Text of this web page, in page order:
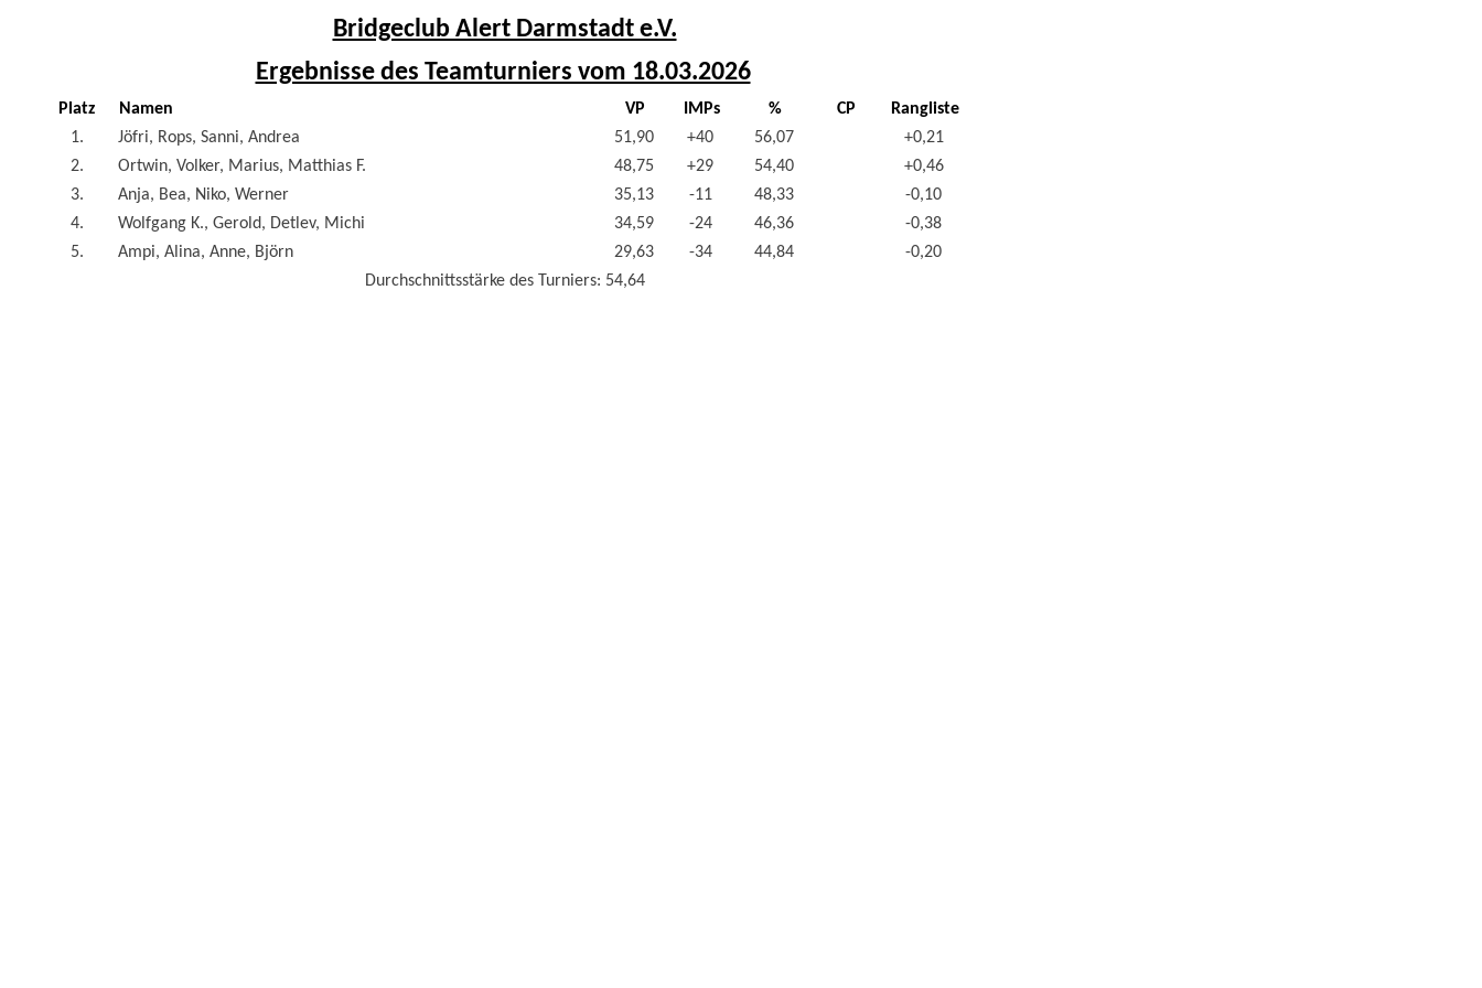
Bridgeclub Alert Darmstadt e.V.
Ergebnisse des Teamturniers vom 18.03.2026
Platz Namen VP IMPs % CP
Rangliste
1.
Jöfri, Rops, Sanni, Andrea 51,90 +40 56,07
+0,21
2.
Ortwin, Volker, Marius, Matthias F. 48,75 +29 54,40
+0,46
3.
Anja, Bea, Niko, Werner 35,13 -11 48,33
-0,10
4.
Wolfgang K., Gerold, Detlev, Michi 34,59 -24 46,36
-0,38
5.
Ampi, Alina, Anne, Björn 29,63 -34 44,84
-0,20
Durchschnittsstärke des Turniers: 54,64